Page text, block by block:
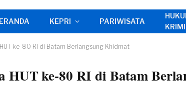
KEPRI PARIWISATA
ke-80 RI di Batam Berlangsung Khidmat
HUT ke-80 RI di Batam